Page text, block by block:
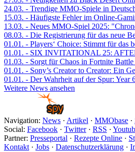
24.03. - Trendige MMO-Spiele in
15.03. - Häufigste Fehler im Online-
13.03. - Neues MMO-Spiel 2025:
08.03. - Die Registrierung für das neue
01.01. - Players‘ Choice: Stimmt für das
01.01. - SIX INVITATIONAL 25:
01.03. - Sorgt für Chaos in Fortnite
01.01. - Sony’s Creator to Creator: Ein
01.01. - Der Wahrheit auf der Spur: Year
Weitere News ansehen
Navigation: News · Artikel · MMObase ·
Social: Facebook · Twitter· RSS ·
Partner: Presseportal · Rezepte Online ·
Kontakt · Jobs · Datenschutzerklärung ·